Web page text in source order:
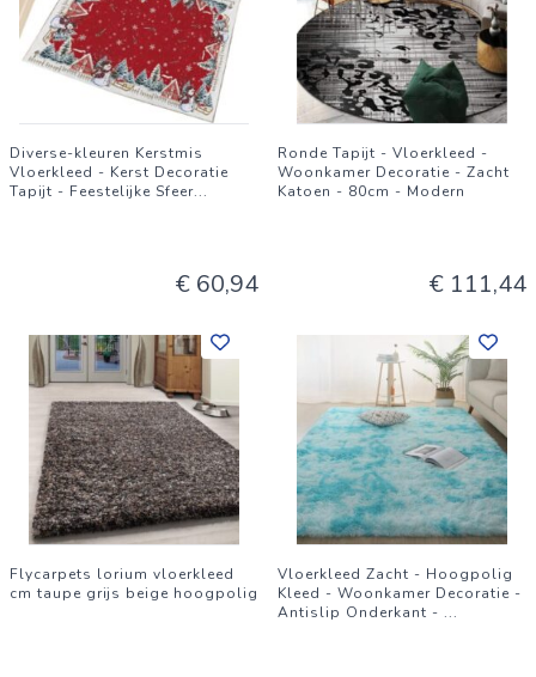
Diverse-kleuren Kerstmis
Vloerkleed - Kerst Decoratie
Tapijt - Feestelijke Sfeer...
€ 60,94
Ronde Tapijt - Vloerkleed -
Woonkamer Decoratie - Zacht
Katoen - 80cm - Modern
€ 111,44
Flycarpets lorium vloerkleed
cm taupe grijs beige hoogpolig
Vloerkleed Zacht - Hoogpolig
Kleed - Woonkamer Decoratie -
Antislip Onderkant - ...